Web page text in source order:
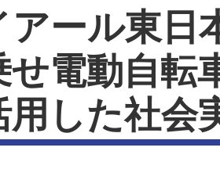
アール東
せ電動自転
用した社会